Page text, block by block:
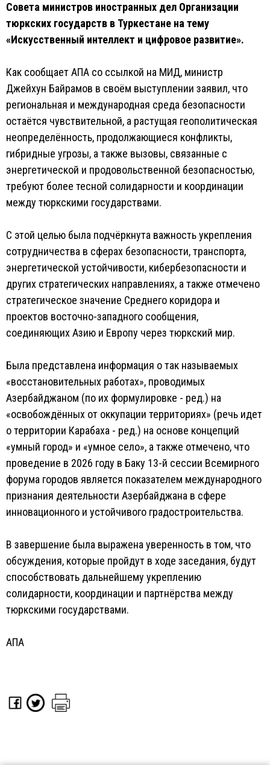
Совета министров иностранных дел Организации
тюркских государств в Туркестане на тему
«Искусственный интеллект и цифровое развитие».
Как сообщает АПА со ссылкой на МИД, министр
Джейхун Байрамов в своём выступлении заявил, что
региональная и международная среда безопасности
остаётся чувствительной, а растущая геополитическая
неопределённость, продолжающиеся конфликты,
гибридные угрозы, а также вызовы, связанные с
энергетической и продовольственной безопасностью,
требуют более тесной солидарности и координации
между тюркскими государствами.
С этой целью была подчёркнута важность укрепления
сотрудничества в сферах безопасности, транспорта,
энергетической устойчивости, кибербезопасности и
других стратегических направлениях, а также отмечено
стратегическое значение Среднего коридора и
проектов восточно-западного сообщения,
соединяющих Азию и Европу через тюркский мир.
Была представлена информация о так называемых
«восстановительных работах», проводимых
Азербайджаном (по их формулировке - ред.) на
«освобождённых от оккупации территориях» (речь идет
о территории Карабаха - ред.) на основе концепций
«умный город» и «умное село», а также отмечено, что
проведение в 2026 году в Баку 13-й сессии Всемирного
форума городов является показателем международного
признания деятельности Азербайджана в сфере
инновационного и устойчивого градостроительства.
В завершение была выражена уверенность в том, что
обсуждения, которые пройдут в ходе заседания, будут
способствовать дальнейшему укреплению
солидарности, координации и партнёрства между
тюркскими государствами.
АПА